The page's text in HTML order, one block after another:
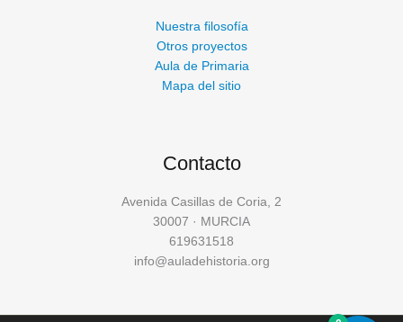
Nuestra filosofía
Otros proyectos
Aula de Primaria
Mapa del sitio
Contacto
Avenida Casillas de Coria, 2
30007 · MURCIA
619631518
info@auladehistoria.org